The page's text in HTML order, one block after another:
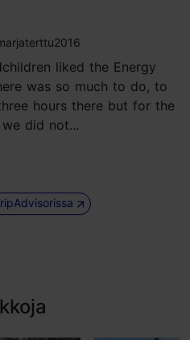
liked the Energy
was so much to do, to
hours there but for the
did not...